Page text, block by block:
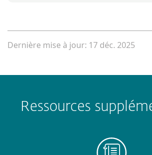
Dernière mise à jour: 17 déc. 2025
Ressources